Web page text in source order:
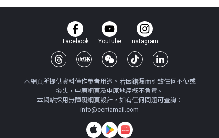
Facebook YouTube Instagram
本網頁所提供資料僅作參考用途。若因錯漏而引致任何不便或
損失，中原網頁及中原地產概不負責。
本網站採用無障礙網頁設計，如有任何問題可查詢：
info@centamail.com